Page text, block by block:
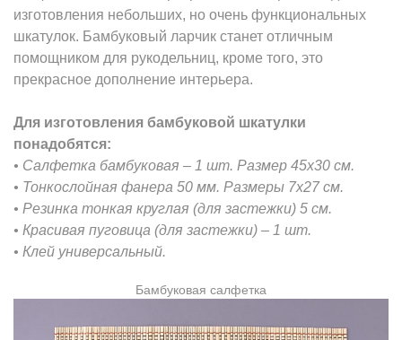
изготовления небольших, но очень функциональных
шкатулок. Бамбуковый ларчик станет отличным
помощником для рукодельниц, кроме того, это
прекрасное дополнение интерьера.
Для изготовления бамбуковой шкатулки
понадобятся:
• Салфетка бамбуковая – 1 шт. Размер 45х30 см.
• Тонкослойная фанера 50 мм. Размеры 7х27 см.
• Резинка тонкая круглая (для застежки) 5 см.
• Красивая пуговица (для застежки) – 1 шт.
• Клей универсальный.
Бамбуковая салфетка